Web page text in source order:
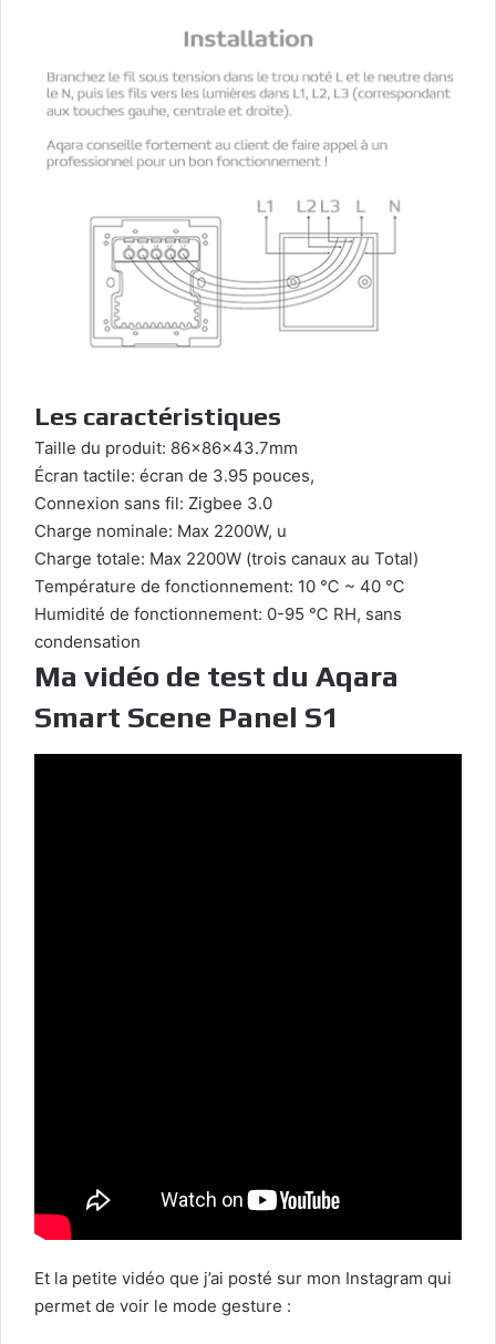
Les caractéristiques
Taille du produit: 86x86x43.7mm
Écran tactile: écran de 3.95 pouces,
Connexion sans fil: Zigbee 3.0
Charge nominale: Max 2200W, u
Charge totale: Max 2200W (trois canaux au Total)
Température de fonctionnement: 10 ℃ ~ 40 ℃
Humidité de fonctionnement: 0-95 ℃ RH, sans
condensation
Ma vidéo de test du Aqara
Smart Scene Panel S1
Et la petite vidéo que j’ai posté sur mon Instagram qui
permet de voir le mode gesture :